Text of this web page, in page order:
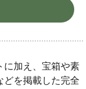
に加え、宝箱や素
どを掲載した完全